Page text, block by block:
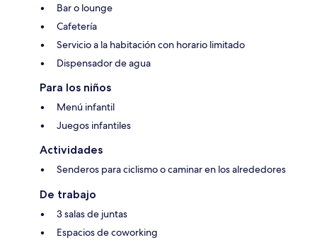
Bar o lounge
Cafetería
Servicio a la habitación con horario limitado
Dispensador de agua
Para los niños
Menú infantil
Juegos infantiles
Actividades
Senderos para ciclismo o caminar en los alrededores
De trabajo
3 salas de juntas
Espacios de coworking